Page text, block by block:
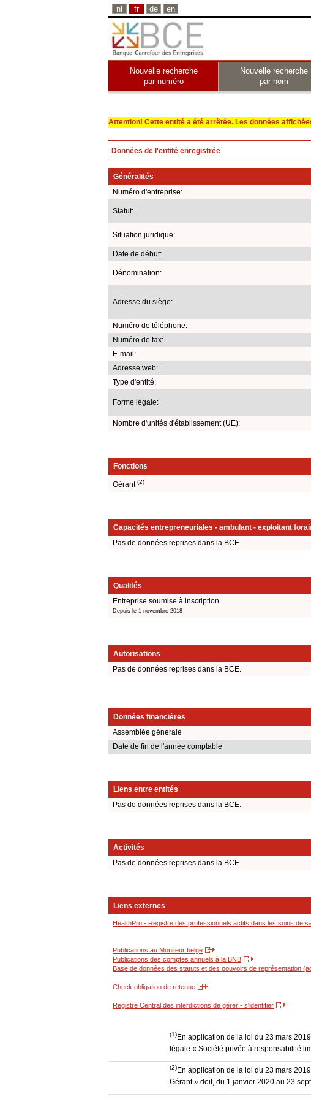
nl fr de en
Nouvelle recherche
par numéro
Nouvelle recherche
par nom
Attention! Cette entité a été arrêtée. Les données
Données de l'entité enregistrée
Généralités
Numéro d'entreprise:
Statut:
Situation juridique:
Date de début:
Dénomination:
Adresse du siège:
Numéro de téléphone:
Numéro de fax:
E-mail:
Adresse web:
Type d'entité:
Forme légale:
Nombre d'unités d'établissement (UE):
Fonctions
Gérant(2)
Capacités entrepreneuriales - ambulant - exploitant
Pas de données reprises dans la BCE.
Qualités
Entreprise soumise à inscription
Depuis le 1 novembre 2018
Autorisations
Pas de données reprises dans la BCE.
Données financières
Assemblée générale
Date de fin de l'année comptable
Liens entre entités
Pas de données reprises dans la BCE.
Activités
Pas de données reprises dans la BCE.
Liens externes
HealthPro - Registre des professionnels actifs dans les soins de
Publications au Moniteur belge
Publications des comptes annuels à la BNB
Base de données des statuts et des pouvoirs de représentation
Check obligation de retenue
Registre Central des interdictions de gérer - s'identifier
(1)En application de la loi du 23 mars
légale « Société privée à responsabilité
(2)En application de la loi du 23 mars
Gérant » doit, du 1 janvier 2020 au 23